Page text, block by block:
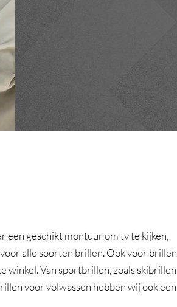
een geschikt montuur om tv te kijken,
alle soorten brillen. Ook voor brillen
winkel. Van sportbrillen, zoals skibrillen
voor volwassen hebben wij ook een